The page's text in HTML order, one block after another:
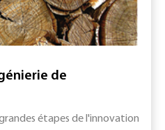
de
étapes de l'innovation